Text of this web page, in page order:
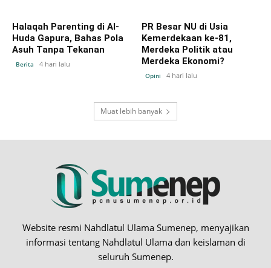
Halaqah Parenting di Al-
Huda Gapura, Bahas Pola
Asuh Tanpa Tekanan
Berita 4 hari lalu
PR Besar NU di Usia
Kemerdekaan ke-81,
Merdeka Politik atau
Merdeka Ekonomi?
Opini 4 hari lalu
Muat lebih banyak
Website resmi Nahdlatul Ulama Sumenep, menyajikan
informasi tentang Nahdlatul Ulama dan keislaman di
seluruh Sumenep.